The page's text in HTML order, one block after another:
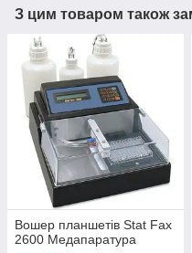
З цим товаром також
Вошер планшетів Stat Fax
2600 Медапаратура